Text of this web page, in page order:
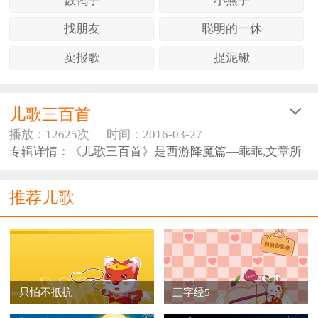
找朋友 聪明的一休
卖报歌 捉泥鳅
儿歌三百首
播放：12625次
时间：2016-03-27
专辑详情：《儿歌三百首》是西游降魔篇—乖乖,文章所
推荐儿歌
只怕不抵抗 三字经5